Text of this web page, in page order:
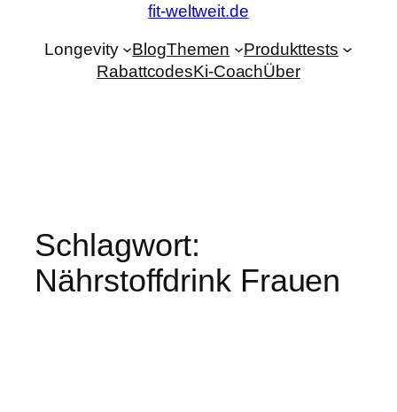
fit-weltweit.de
Longevity BlogThemen
Produkttests
RabattcodesKi-CoachÜber
Schlagwort:
Nährstoffdrink Frauen